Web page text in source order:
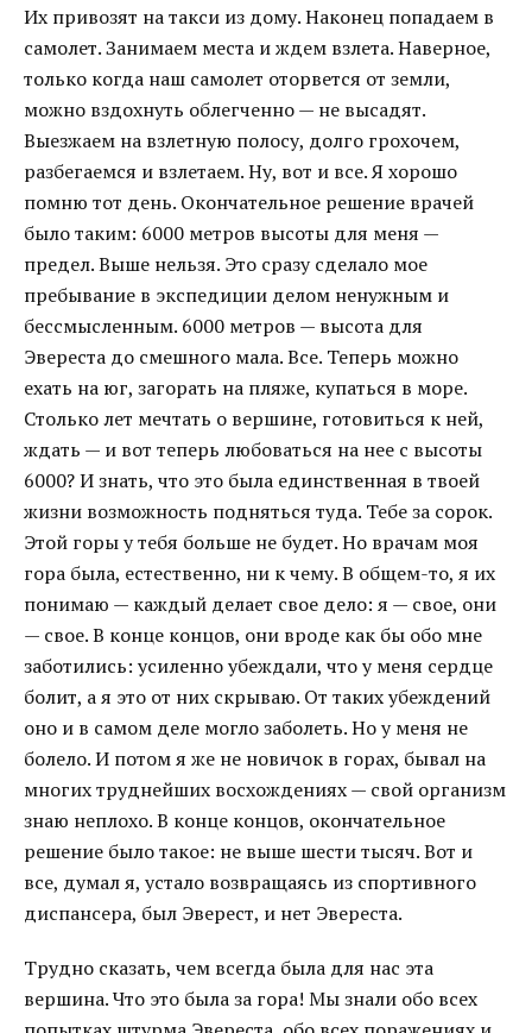
Их привозят на такси из дому. Наконец попадаем в
самолет. Занимаем места и ждем взлета. Наверное,
только когда наш самолет оторвется от земли,
можно вздохнуть облегченно — не высадят.
Выезжаем на взлетную полосу, долго грохочем,
разбегаемся и взлетаем. Ну, вот и все. Я хорошо
помню тот день. Окончательное решение врачей
было таким: 6000 метров высоты для меня —
предел. Выше нельзя. Это сразу сделало мое
пребывание в экспедиции делом ненужным и
бессмысленным. 6000 метров — высота для
Эвереста до смешного мала. Все. Теперь можно
ехать на юг, загорать на пляже, купаться в море.
Столько лет мечтать о вершине, готовиться к ней,
ждать — и вот теперь любоваться на нее с высоты
6000? И знать, что это была единственная в твоей
жизни возможность подняться туда. Тебе за сорок.
Этой горы у тебя больше не будет. Но врачам моя
гора была, естественно, ни к чему. В общем-то, я их
понимаю — каждый делает свое дело: я — свое, они
— свое. В конце концов, они вроде как бы обо мне
заботились: усиленно убеждали, что у меня сердце
болит, а я это от них скрываю. От таких убеждений
оно и в самом деле могло заболеть. Но у меня не
болело. И потом я же не новичок в горах, бывал на
многих труднейших восхождениях — свой организм
знаю неплохо. В конце концов, окончательное
решение было такое: не выше шести тысяч. Вот и
все, думал я, устало возвращаясь из спортивного
диспансера, был Эверест, и нет Эвереста.
Трудно сказать, чем всегда была для нас эта
вершина. Что это была за гора! Мы знали обо всех